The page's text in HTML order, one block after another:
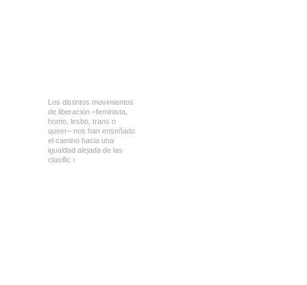
Los distintos movimientos
de liberación –feminista,
homo, lesbo, trans o
queer– nos han enseñado
el camino hacia una
igualdad alejada de las
clasific ›